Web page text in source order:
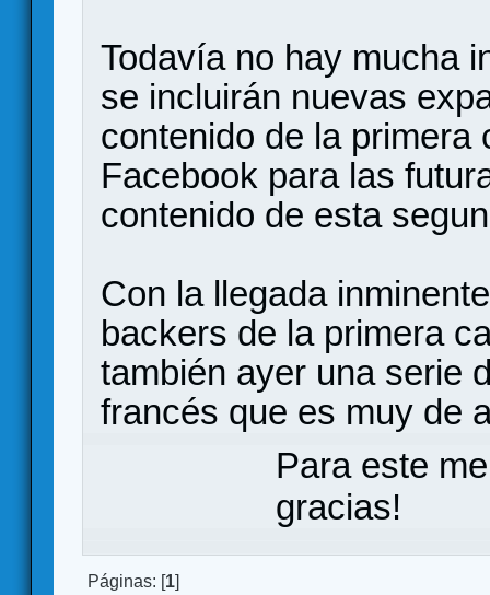
Todavía no hay mucha
se incluirán nuevas
contenido de la primera
Facebook para las
contenido de esta
Con la llegada
backers de la primera
también ayer una serie
francés que es muy de
Para este
gracias!
Páginas: [1]